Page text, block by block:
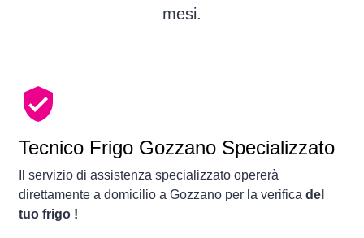
mesi.
Tecnico Frigo Gozzano Specializzato
Il servizio di assistenza specializzato opererà
direttamente a domicilio a Gozzano per la verifica del
tuo frigo !